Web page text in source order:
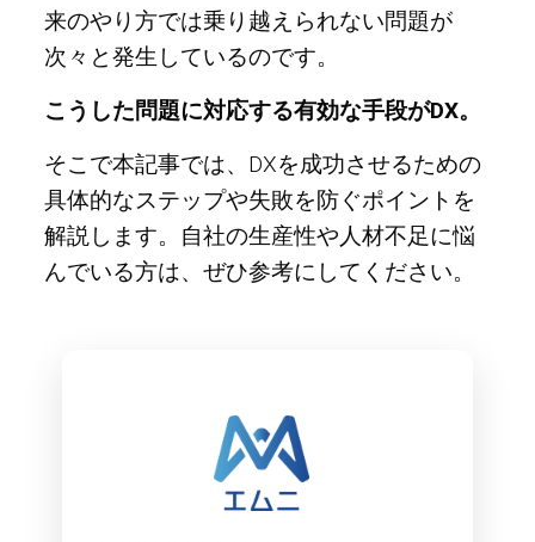
来のやり方では乗り越えられない問題が
次々と発生しているのです。
こうした問題に対応する有効な手段がDX。
そこで本記事では、DXを成功させるための
具体的なステップや失敗を防ぐポイントを
解説します。自社の生産性や人材不足に悩
んでいる方は、ぜひ参考にしてください。